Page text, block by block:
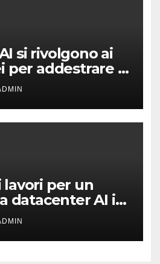
si rivolgono ai
per addestrare i
lavori per un
datacenter AI in